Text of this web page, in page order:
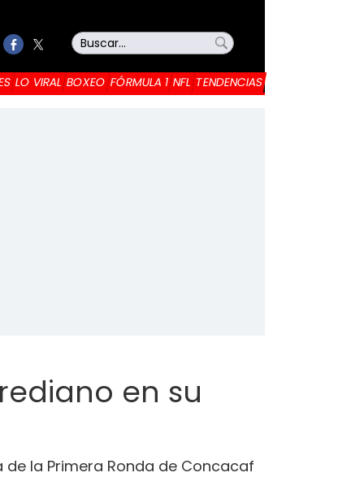
LO VIRAL BOXEO FÓRMULA 1 NFL TENDENCIAS
en su
la Primera Ronda de Concacaf